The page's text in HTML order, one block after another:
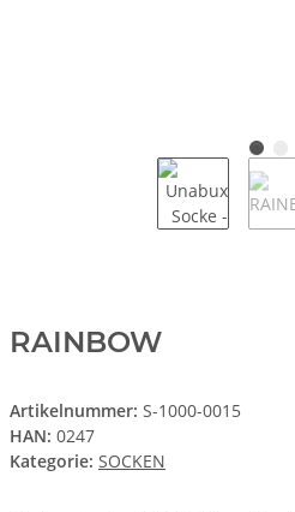
RAINBOW
Artikelnummer: S-1000-0015
HAN: 0247
Kategorie: SOCKEN